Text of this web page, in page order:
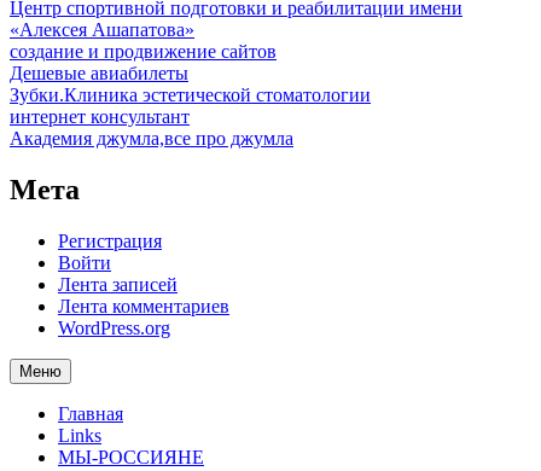
Центр спортивной подготовки и реабилитации имени
«Алексея Ашапатова»
создание и продвижение сайтов
Дешевые авиабилеты
Зубки.Клиника эстетической стоматологии
интернет консультант
Академия джумла,все про джумла
Мета
Регистрация
Войти
Лента записей
Лента комментариев
WordPress.org
Меню
Главная
Links
МЫ-РОССИЯНЕ